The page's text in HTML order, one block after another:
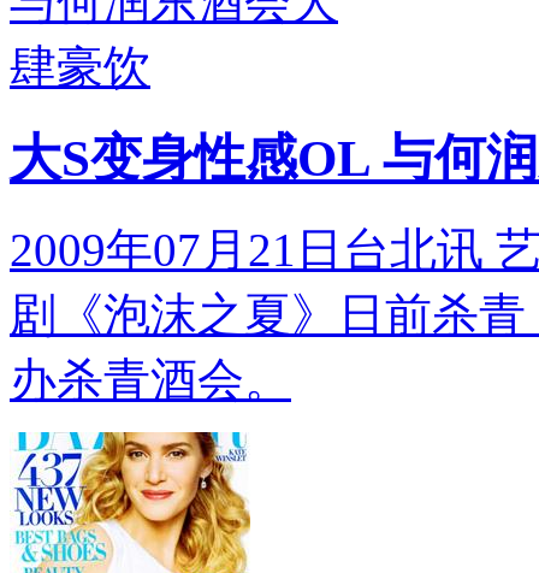
大S变身性感OL 与何
2009年07月21日台北讯
剧《泡沫之夏》日前杀
办杀青酒会。